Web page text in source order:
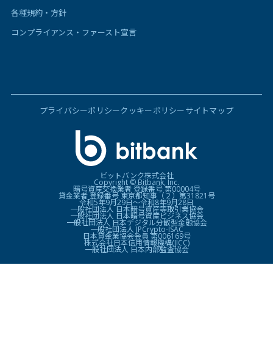
各種規約・方針
コンプライアンス・ファースト宣言
プライバシーポリシークッキーポリシーサイトマップ
ビットバンク株式会社
Copyright © Bitbank, Inc.
暗号資産交換業者 登録番号 第00004号
貸金業者 登録番号 東京都知事（２）第31821号
令和5年9月29日〜令和8年9月28日
一般社団法人 日本暗号資産等取引業協会
一般社団法人 日本暗号資産ビジネス協会
一般社団法人 日本デジタル分散型金融協会
一般社団法人 JPCrypto-ISAC
日本貸金業協会会員 第006169号
株式会社日本信用情報機構(JICC)
一般社団法人 日本内部監査協会